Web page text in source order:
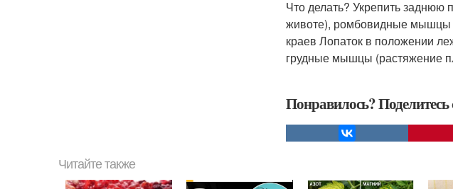
Что делать? Укрепить заднюю
животе), ромбовидные мышцы
краев Лопаток в положении
грудные мышцы (растяжение
Понравилось? Поделитесь
Читайте также